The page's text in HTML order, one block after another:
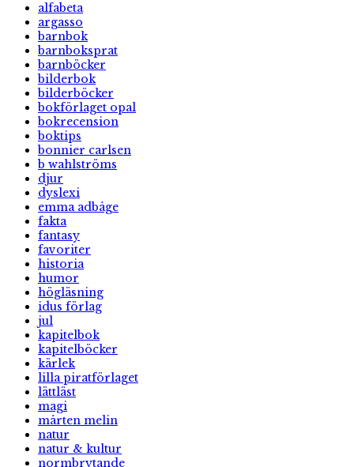
alfabeta
argasso
barnbok
barnboksprat
barnböcker
bilderbok
bilderböcker
bokförlaget opal
bokrecension
boktips
bonnier carlsen
b wahlströms
djur
dyslexi
emma adbåge
fakta
fantasy
favoriter
historia
humor
högläsning
idus förlag
jul
kapitelbok
kapitelböcker
kärlek
lilla piratförlaget
lättläst
magi
mårten melin
natur
natur & kultur
normbrytande